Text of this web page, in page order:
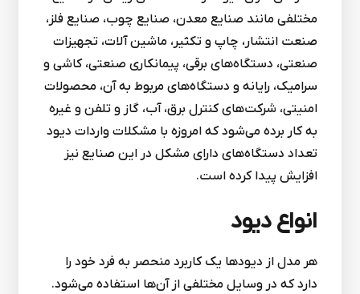
مختلفی مانند صنایع معدن، صنایع چوب، صنایع فلز،
صنعت انتشار، چاپ و تکثیر، ماشین آلات، تجهیزات
صنعتی، دستگاه‌های برقی، پیمانکاری صنعتی، کاشی و
سرامیک، رایانه و دستگاه‌های مربوط به آن، محصولات
امنیتی، شرکت‌های کنترل برق، آب، گاز و تلفن و غیره
به کار برده می‌شود که امروزه با مشکلات واردات دیود
تعداد دستگاه‌های دارای مشکل در این صنایع نیز
افزایش پیدا کرده است.
انواع ديود
هر مدل از دیودها یک کاربرد منحصر به فرد خود را
دارد که در وسایل مختلفی از آن‌ها استفاده می‌شود.